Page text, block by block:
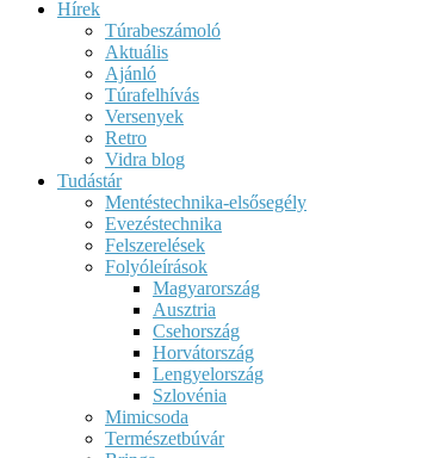
Hírek
Túrabeszámoló
Aktuális
Ajánló
Túrafelhívás
Versenyek
Retro
Vidra blog
Tudástár
Mentéstechnika-elsősegély
Evezéstechnika
Felszerelések
Folyóleírások
Magyarország
Ausztria
Csehország
Horvátország
Lengyelország
Szlovénia
Mimicsoda
Természetbúvár